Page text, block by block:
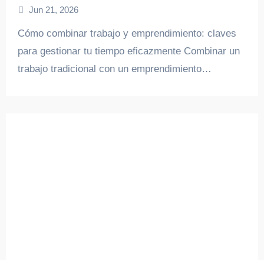
exitosamente
Jun 21, 2026
Cómo combinar trabajo y emprendimiento: claves
para gestionar tu tiempo eficazmente Combinar un
trabajo tradicional con un emprendimiento…